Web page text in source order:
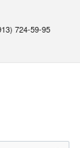
724-59-95